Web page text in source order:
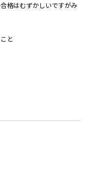
格はむずかしいですがみ
と